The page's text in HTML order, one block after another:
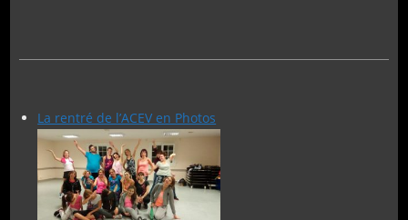
La rentré de l’ACEV en Photos